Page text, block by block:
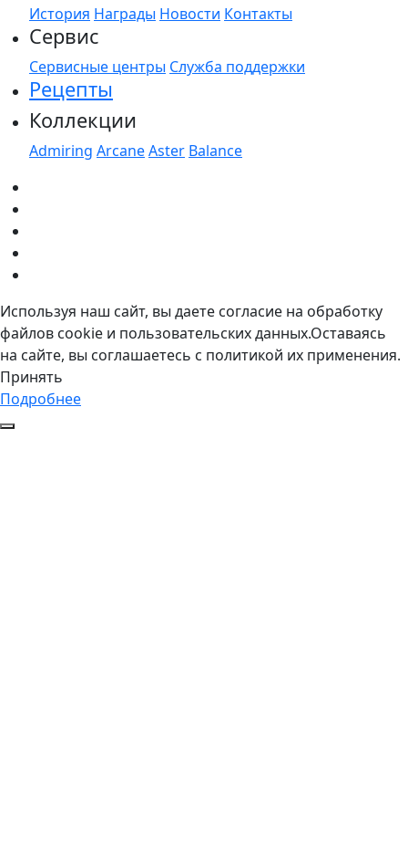
История Награды Новости Контакты
Сервис
Сервисные центры Служба поддержки
Рецепты
Коллекции
Admiring ArcaneAster Balance
Используя наш сайт, вы даете согласие на обработку
файлов cookie и пользовательских данных.Оставаясь
на сайте, вы соглашаетесь с политикой их применения.
Принять
Подробнее